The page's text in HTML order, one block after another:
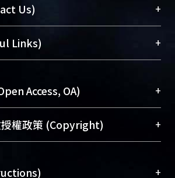
大學之列，為永久珍藏及向國際
究成果及學術能量，圖書館整合
）與學術庫（AH）不同功能平
典藏NTU scholars。期能整合研
and promote researcher
works, Library integrates the
Repository” with “Academic
Us) +
Library)
員(Medical Library)
Links) +
Access, OA) +
者角度提升資訊取用性的社會運
究上是透過將研究著作公開供使
可加速研究發展、提升研究影響
權政策 (Copyright) +
權非匯入者所有，或由第三方贊
+